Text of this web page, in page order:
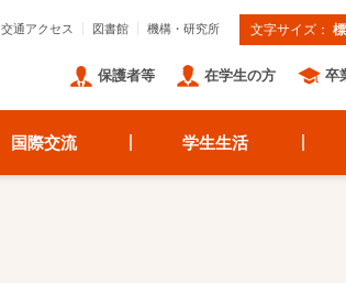
文字サイズ：
交通アクセス 図書館 機構・研究所
保護者等 在学生の方 卒
国際交流 学生生活